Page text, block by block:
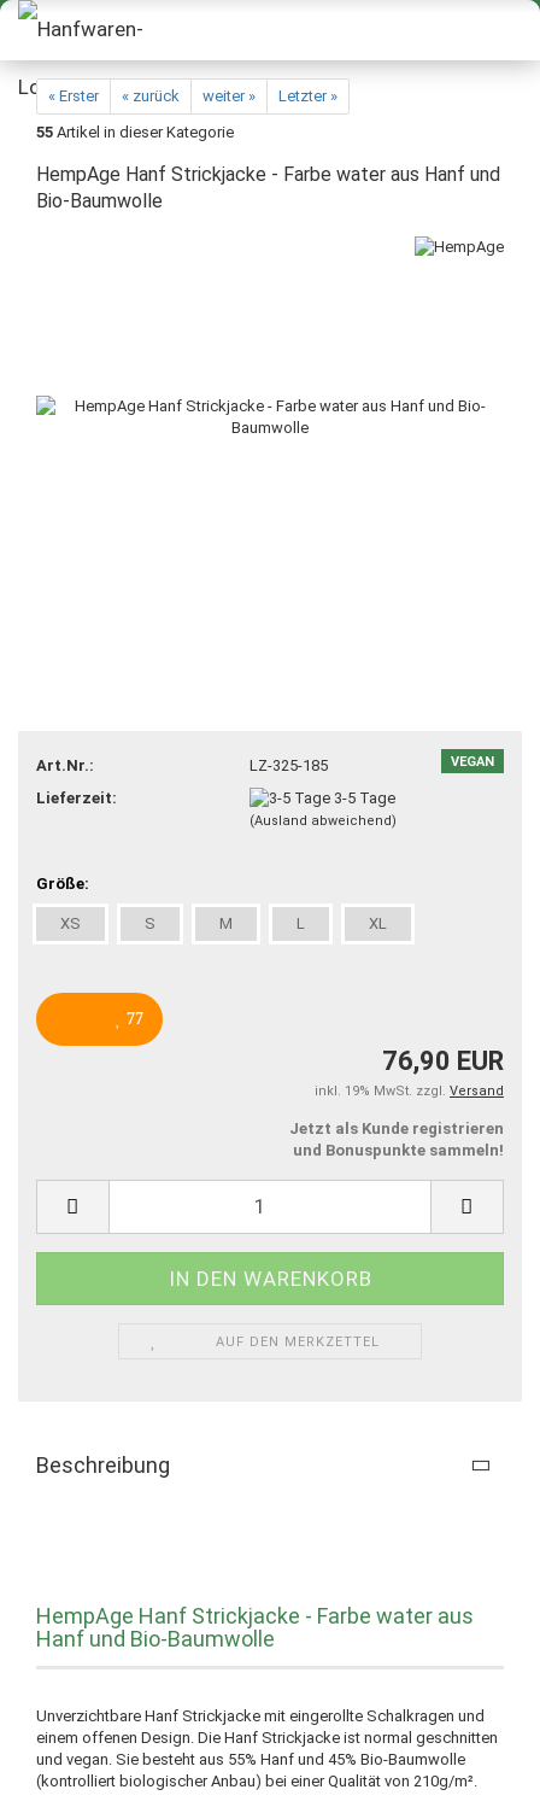
« Erster « zurück weiter »
Letzter »
55 Artikel in dieser Kategorie
HempAge Hanf Strickjacke - Farbe water aus Hanf und
Bio-Baumwolle
VEGAN
Art.Nr.:
LZ-325-185
Lieferzeit:
3-5 Tage
(Ausland abweichend)
Größe:
XS S M L XL
77
76,90 EUR
inkl. 19% MwSt. zzgl. Versand
Jetzt als Kunde registrieren
und Bonuspunkte sammeln!
AUF DEN MERKZETTEL
Beschreibung
HempAge Hanf Strickjacke - Farbe water aus
Hanf und Bio-Baumwolle
Unverzichtbare Hanf Strickjacke mit eingerollte Schalkragen und
einem offenen Design. Die Hanf Strickjacke ist normal geschnitten
und vegan. Sie besteht aus 55% Hanf und 45% Bio-Baumwolle
(kontrolliert biologischer Anbau) bei einer Qualität von 210g/m².